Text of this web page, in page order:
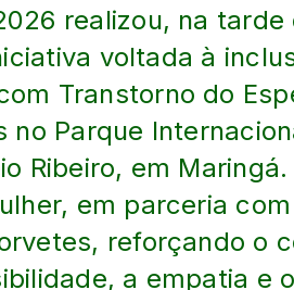
realizou, na
voltada à
Transtorno do
no Parque
Ribeiro, em
em parceria
reforçando o
a empatia e